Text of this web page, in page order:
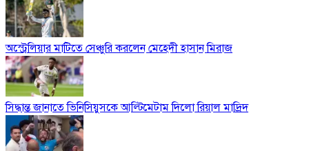
অস্ট্রেলিয়ার মাটিতে সেঞ্চুরি করলেন মেহেদী হাসান মিরাজ
সিদ্ধান্ত জানাতে ভিনিসিয়ুসকে আল্টিমেটাম দিলো রিয়াল মাদ্রিদ